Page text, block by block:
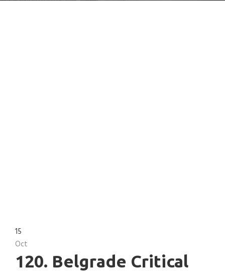
15
Oct
120. Belgrade Critical